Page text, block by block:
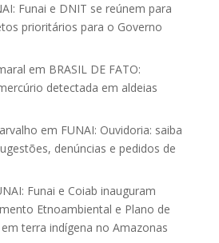
Funai e DNIT se reúnem para
prioritários para o Governo
em BRASIL DE FATO:
detectada em aldeias
em FUNAI: Ouvidoria: saiba
denúncias e pedidos de
Funai e Coiab inauguram
Etnoambiental e Plano de
terra indígena no Amazonas